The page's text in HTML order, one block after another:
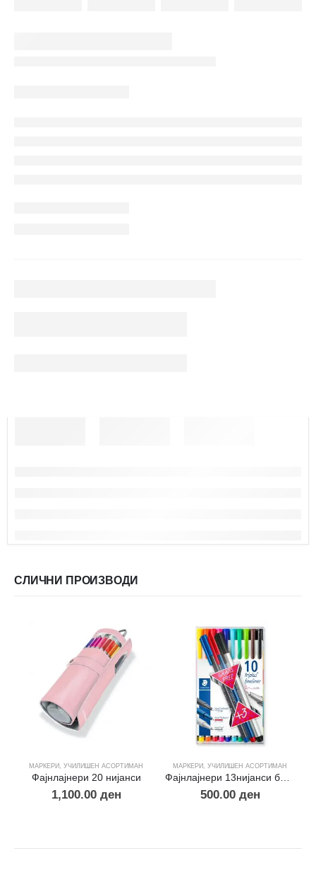
СЛИЧНИ ПРОИЗВОДИ
МАРКЕРИ , УЧИЛИШЕН АСОРТИМАН
Фајнлајнери 20 нијанси
1,100.00 ден
МАРКЕРИ , УЧИЛИШЕН АСОРТИМАН
Фајнлајнери 13нијанси бонус пакувње
500.00 ден